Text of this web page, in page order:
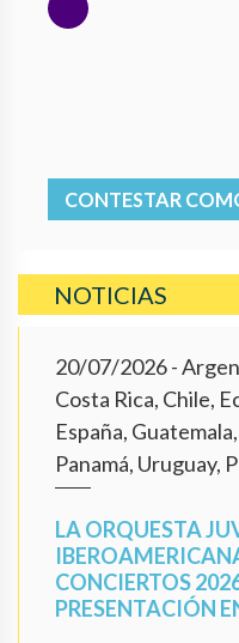
CONTESTAR
NOTICIAS
20/07/2026-
Costa Rica, Chile,
España,
Panamá, Uruguay,
LA ORQUESTA
CONCIERTOS
PRESENTACIÓN